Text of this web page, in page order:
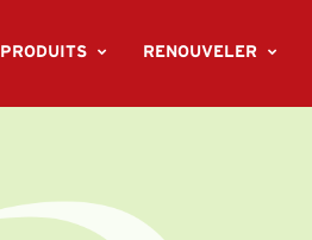
PRODUITS RENOUVELER